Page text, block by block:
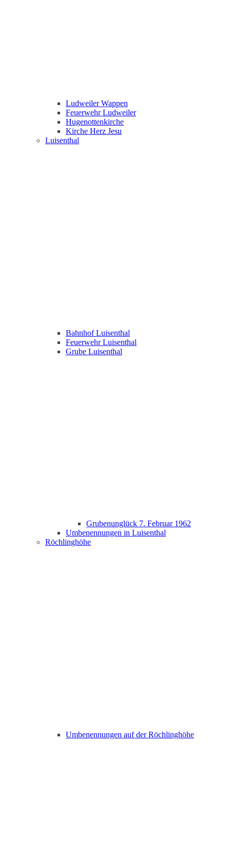
Ludweiler Wappen
Feuerwehr Ludweiler
Hugenottenkirche
Kirche Herz Jesu
Luisenthal
Bahnhof Luisenthal
Feuerwehr Luisenthal
Grube Luisenthal
Grubenunglück 7. Februar 1962
Umbenennungen in Luisenthal
Röchlinghöhe
Umbenennungen auf der Röchlinghöhe